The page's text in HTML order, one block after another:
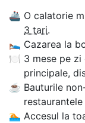
🚢 O calatorie
3 tari.
🛌 Cazarea la
🍽 3 mese pe
principale,
☕ Bauturile
🏊‍ Accesul la